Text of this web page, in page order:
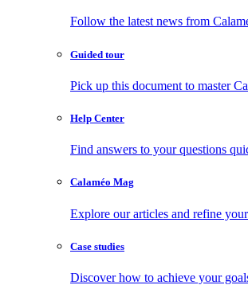
Follow the latest news from
Guided tour
Pick up this document to master
Help Center
Find answers to your questions
Calaméo Mag
Explore our articles and refine
Case studies
Discover how to achieve your